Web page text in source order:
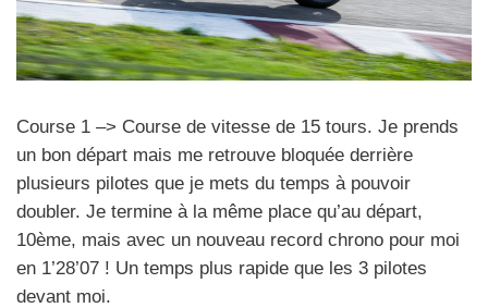
Course 1 –> Course de vitesse de 15 tours. Je prends
un bon départ mais me retrouve bloquée derrière
plusieurs pilotes que je mets du temps à pouvoir
doubler. Je termine à la même place qu’au départ,
10ème, mais avec un nouveau record chrono pour moi
en 1’28’07 ! Un temps plus rapide que les 3 pilotes
devant moi.